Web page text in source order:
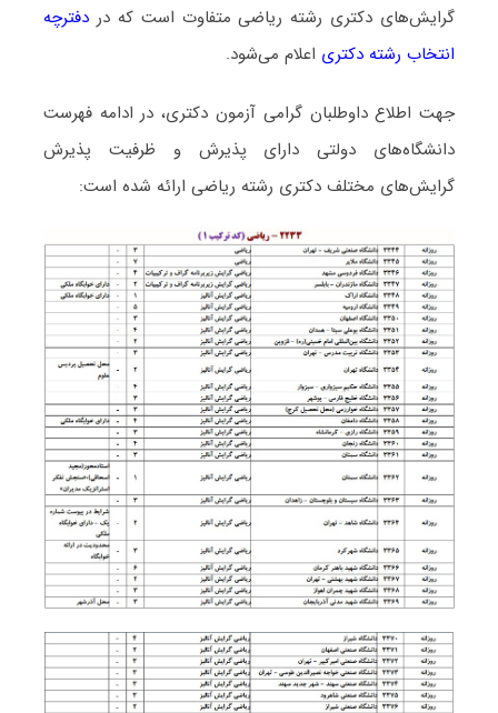
گرایش‌های دکتری رشته رﻳﺎضی متفاوت است که دردفترچه
انتخاب رشته دکتری اعلام می‌شود.
جهت اطلاع داوطلبان گرامی آزمون دکتری، در ادامه فهرست
دانشگاه‌های دولتی دارای پذیرش و ظرفیت پذیرش
گرایش‌های مختلف دکتری رشته رﻳﺎضی ارائه شده است: